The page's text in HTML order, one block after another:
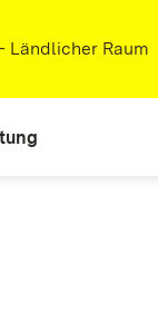
Ländlicher Raum